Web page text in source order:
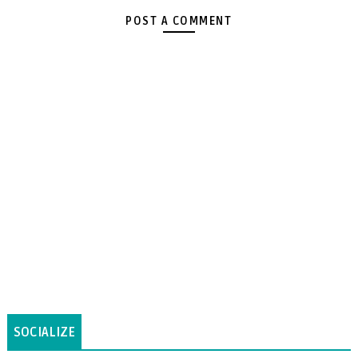
POST A COMMENT
SOCIALIZE